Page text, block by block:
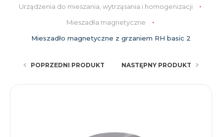
Urządzenia do mieszania, wytrząsania i homogenizacji
Mieszadła magnetyczne
Mieszadło magnetyczne z grzaniem RH basic 2
POPRZEDNI PRODUKT NASTĘPNY PRODUKT